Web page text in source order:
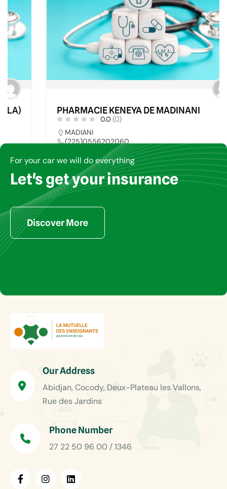
PHARMACIE KENEYA DE MADINANI
0.0 (0)
MADIANI
(225)0556202060
PHARMACIE 74
For your car we will do everything
Let's get your insurance
Discover More
Our Address
Abidjan, Cocody, Deux-Plateau les Vallons,
Rue des Jardins
Phone Number
27 22 50 96 00 / 1346